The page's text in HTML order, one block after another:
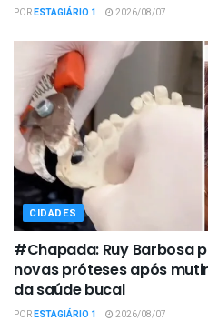
PORESTAGIÁRIO 1 2026/08/07
CIDADES
#Chapada: Ruy Barbosa
novas próteses após
da saúde bucal
PORESTAGIÁRIO 1 2026/08/07